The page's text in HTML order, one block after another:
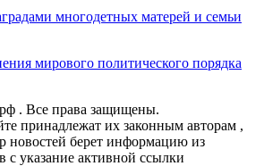
многодетных матерей и семьи
мирового политического порядка
. Все права защищены.
принадлежат их законным авторам ,
новостей берет информацию из
с указание активной ссылки